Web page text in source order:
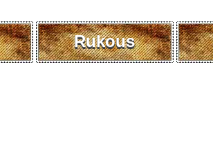
Rukous